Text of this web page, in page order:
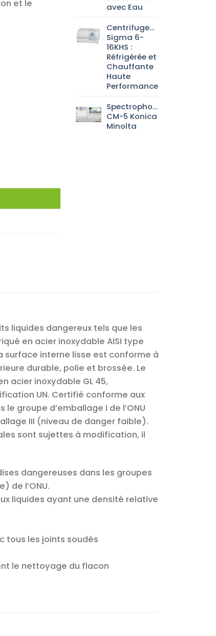
et le
certifié UN, avec filetage DIN 1681, GL 45
avec Eau
Centrifugeuse
Sigma 6-
16KHS :
Réfrigérée et
Chauffante
Haute
Performance
Spectrophotomètre
CM-5 Konica
Minolta
liquides dangereux tels que les
en acier inoxydable AISI type
surface interne lisse est conforme à
durable, polie et brossée. Le
acier inoxydable GL 45,
UN. Certifié conforme aux
groupe d’emballage I de l’ONU
III (niveau de danger faible).
sont sujettes à modification, il
dangereuses dans les groupes
de l’ONU.
liquides ayant une densité relative
tous les joints soudés
le nettoyage du flacon